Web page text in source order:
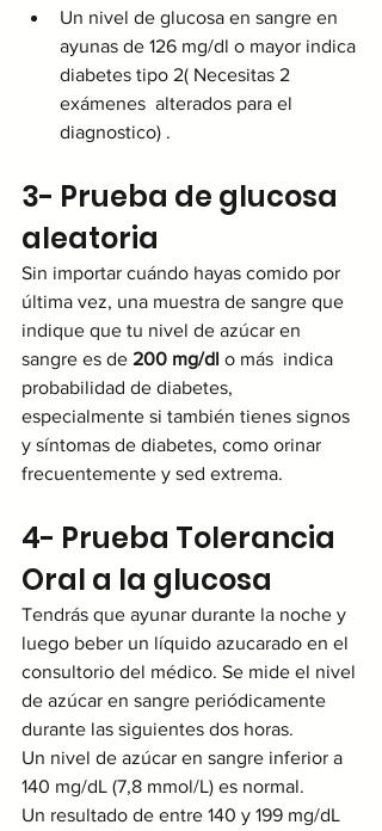
Un nivel de glucosa en sangre en
ayunas de 126 mg/dl o mayor indica
diabetes tipo 2( Necesitas 2
exámenes  alterados para el
diagnostico) .
3- Prueba de glucosa
aleatoria
Sin importar cuándo hayas comido por
última vez, una muestra de sangre que
indique que tu nivel de azúcar en
sangre es de 200 mg/dl o más  indica
probabilidad de diabetes,
especialmente si también tienes signos
y síntomas de diabetes, como orinar
frecuentemente y sed extrema.
4- Prueba Tolerancia
Oral a la glucosa
Tendrás que ayunar durante la noche y
luego beber un líquido azucarado en el
consultorio del médico. Se mide el nivel
de azúcar en sangre periódicamente
durante las siguientes dos horas.
Un nivel de azúcar en sangre inferior a
140 mg/dL (7,8 mmol/L) es normal.
Un resultado de entre 140 y 199 mg/dL